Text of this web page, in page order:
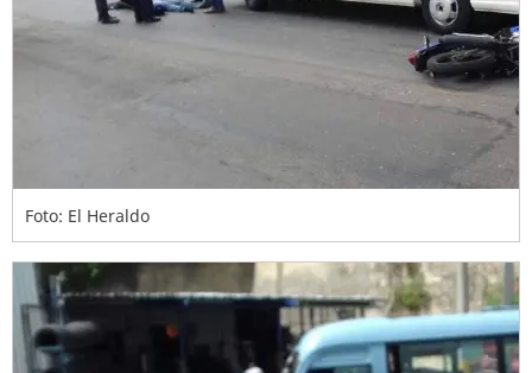
Foto: El Heraldo